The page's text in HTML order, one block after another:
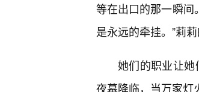
等在出口的那一瞬间
是永远的牵挂。”莉
她们的职业让她
夜幕降临，当万家灯